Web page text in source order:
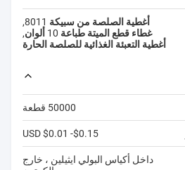
أغطية الصلصة من سبيكة 8011
,
غطاء قطع الميتة طباعة 10 ألوان
,
أغطية التعبئة الغذائية للصلصة الحارة
50000 قطعة
USD $0.01 -$0.15
داخل أكياس البولي ايثيلين ، خارج